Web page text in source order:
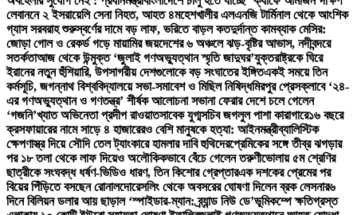
লেবাননে ২ ইসরায়েলি সেনা নিহত, আহত ৪মহেশখালীর এলএনজি টার্মিনাল থেকে আংশিক
গ্যাস সরবরাহ শুরুস্বর্ণের দামে বড় লাফ, ভরিতে বাড়ল কতদুর্দান্ত কামব্যাক মেসির:
জোড়া গোল ও রেকর্ড গড়ে মায়ামির জয়দেশের ৬ অঞ্চলে ঝড়-বৃষ্টির আভাস, নদীবন্দরে
সতর্কতাআজ থেকে উন্মুক্ত ‘জুলাই গণঅভ্যুত্থান স্মৃতি জাদুঘর’যুক্তরাষ্ট্রকে ঘিরে
ইরানের নতুন হুঁশিয়ারি, উপসাগরীয় দেশগুলোকে বড় সংঘাতের ইঙ্গিতএকই সময়ে তিন
কর্মসূচি, জগন্নাথ বিশ্ববিদ্যালয়ে সভা-সমাবেশ ও মিছিল নিষিদ্ধমিরপুর প্রেসক্লাবে ‘২৪-
এর গণঅভ্যুত্থান ও গণতন্ত্র’ শীর্ষক আলোচনা সভানা ফেরার দেশে চলে গেলেন
‘গজনি’খ্যাত অভিনেতা প্রদীপ রাওয়াতসাবেক যুগ্মসচিব জগলুল পাশা কারাগারে১৬ বছরে
ক্রসফায়ারের নামে সাড়ে ৪ হাজারেরও বেশি মানুষকে হত্যা: আইনমন্ত্রীব্যালিস্টিক
ক্ষেপণাস্ত্র দিয়ে সৌদি তেল ট্যাংকারে হামলার দাবি হুথিদেরপ্রেমিকের সঙ্গে তীব্র ঝগড়ার
পর ১৮ তলা থেকে লাফ দিয়েও অলৌকিকভাবে বেঁচে গেলেন তরুণীভোলায় ৫ম শ্রেণির
ছাত্রীকে সংঘবদ্ধ ধর্ষণ-ভিডিও ধারণ, তিন কিশোর গ্রেপ্তারএক দশকের প্রেমের পর
বিয়ের পিঁড়িতে বসছেন রোনালদোরেসলিং থেকে অবসরের ঘোষণা দিলেন ব্রক লেসনার৬
দিনে বিলিয়ন ডলার আয় ছাড়াল ‘স্পাইডার-ম্যান: ব্র্যান্ড নিউ ডে’ভূমিকম্পে ক্ষতিগ্রস্ত